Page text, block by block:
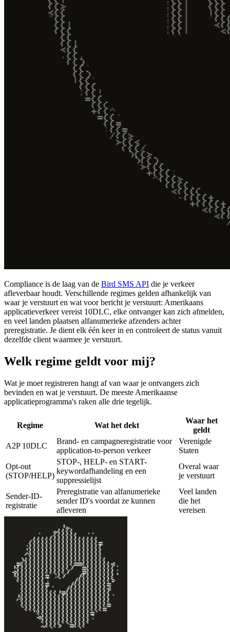
Compliance is de laag van de Bird SMS API die je verkeer
afleverbaar houdt. Verschillende regimes gelden afhankelijk van
waar je verstuurt en wat voor bericht je verstuurt: Amerikaans
applicatieverkeer vereist 10DLC, elke ontvanger kan zich afmelden,
en veel landen plaatsen alfanumerieke afzenders achter
preregistratie. Je dient elk één keer in en controleert de status vanuit
dezelfde client waarmee je verstuurt.
Welk regime geldt voor mij?
Wat je moet registreren hangt af van waar je ontvangers zich
bevinden en wat je verstuurt. De meeste Amerikaanse
applicatieprogramma's raken alle drie tegelijk.
Regime Wat het dekt
Waar het
geldt
A2P 10DLC
Brand- en campagneregistratie voor
application-to-person verkeer
Verenigde
Staten
Opt-out
(STOP/HELP)
STOP-, HELP- en START-
keywordafhandeling en een
suppressielijst
Overal waar
je verstuurt
Sender-ID-
registratie
Preregistratie van alfanumerieke
sender ID's voordat ze kunnen
afleveren
Veel landen
die het
vereisen